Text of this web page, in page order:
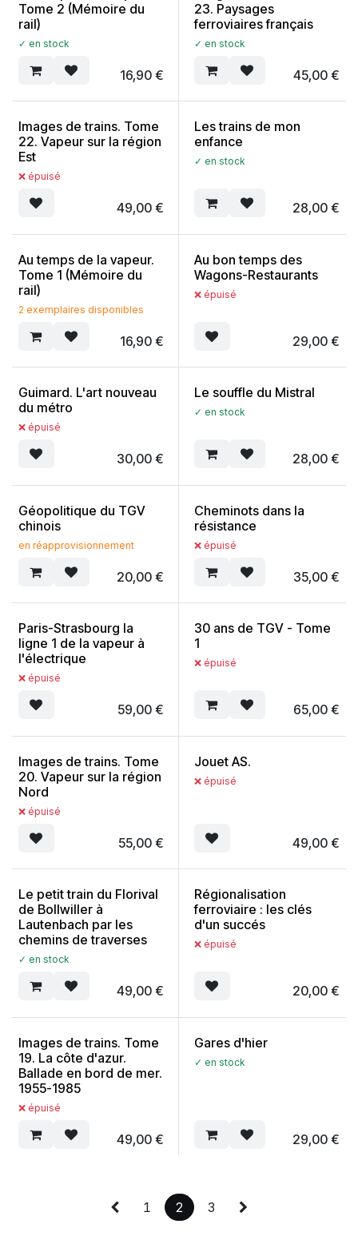
Tome 2 (Mémoire du
rail)
✓ en stock
16,90€
23. Paysages
ferroviaires français
✓ en stock
45,00€
Images de trains. Tome
22. Vapeur sur la région
Est
❌ épuisé
49,00€
Les trains de mon
enfance
✓ en stock
28,00€
Au temps de la vapeur.
Tome 1 (Mémoire du
rail)
2 exemplaires disponibles
16,90€
Au bon temps des
Wagons-Restaurants
❌ épuisé
29,00€
Guimard. L'art nouveau
du métro
❌ épuisé
30,00€
Le souffle du Mistral
✓ en stock
28,00€
Géopolitique du TGV
chinois
en réapprovisionnement
20,00€
Cheminots dans la
résistance
❌ épuisé
35,00€
Paris-Strasbourg la
ligne 1 de la vapeur à
l'électrique
❌ épuisé
59,00€
30 ans de TGV - Tome
1
❌ épuisé
65,00€
Images de trains. Tome
20. Vapeur sur la région
Nord
❌ épuisé
55,00€
Jouet AS.
❌ épuisé
49,00€
Le petit train du Florival
de Bollwiller à
Lautenbach par les
chemins de traverses
✓ en stock
49,00€
Régionalisation
ferroviaire : les clés
d'un succés
❌ épuisé
20,00€
Images de trains. Tome
19. La côte d'azur.
Ballade en bord de mer.
1955-1985
❌ épuisé
49,00€
Gares d'hier
✓ en stock
29,00€
1 2 3